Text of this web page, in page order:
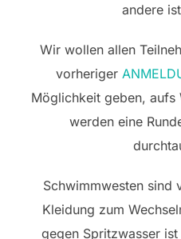
andere
Wir wollen allen
vorheriger
Möglichkeit geben, aufs
werden eine
Schwimmwesten sind
Kleidung zum
gegen Spritzwasser